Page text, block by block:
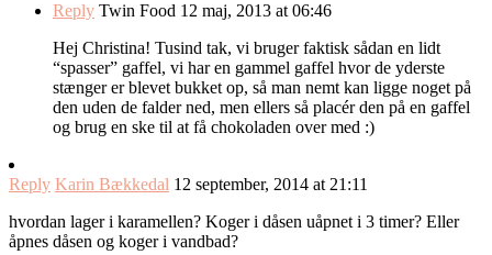
Reply Twin Food 12 maj, 2013 at 06:46
Hej Christina! Tusind tak, vi bruger faktisk sådan en lidt
“spasser” gaffel, vi har en gammel gaffel hvor de yderste
stænger er blevet bukket op, så man nemt kan ligge noget på
den uden de falder ned, men ellers så placér den på en gaffel
og brug en ske til at få chokoladen over med :)
Reply Karin Bækkedal 12 september, 2014 at 21:11
hvordan lager i karamellen? Koger i dåsen uåpnet i 3 timer? Eller
åpnes dåsen og koger i vandbad?